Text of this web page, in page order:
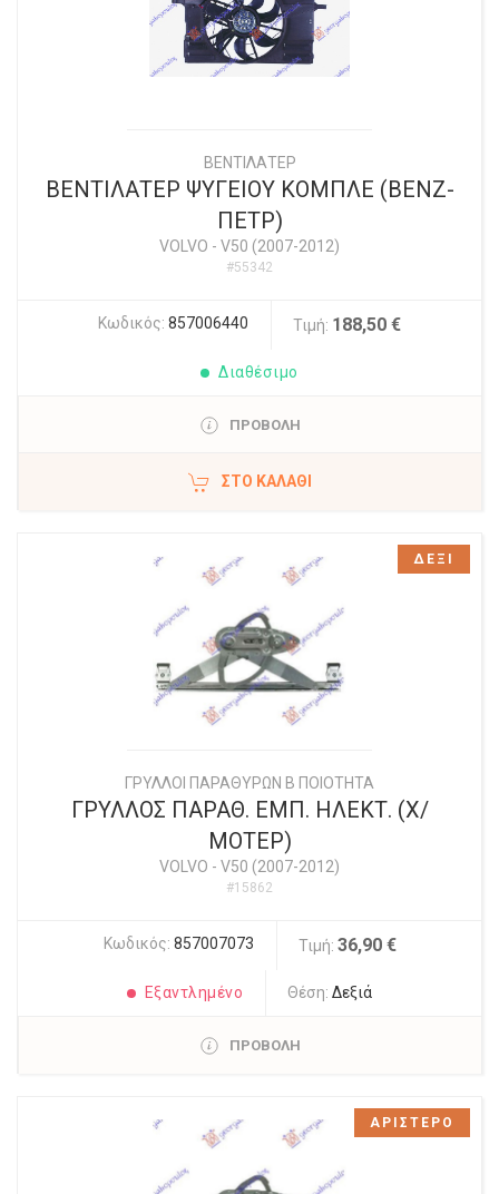
ΒΕΝΤΙΛΑΤΕΡ
ΒΕΝΤΙΛΑΤΕΡ ΨΥΓΕΙΟΥ ΚΟΜΠΛΕ (BENZ-
ΠΕΤΡ)
VOLVO - V50 (2007-2012)
#55342
Κωδικός: 857006440 Τιμή: 188,50 €
Διαθέσιμο
ΠΡΟΒΟΛΗ
ΣΤΟ ΚΑΛΆΘΙ
ΓΡΥΛΛΟΙ ΠΑΡΑΘΥΡΩΝ Β ΠΟΙΟΤΗΤΑ
ΓΡΥΛΛΟΣ ΠΑΡΑΘ. ΕΜΠ. ΗΛΕΚΤ. (Χ/
ΜΟΤΕΡ)
VOLVO - V50 (2007-2012)
#15862
Κωδικός: 857007073 Τιμή: 36,90 €
Εξαντλημένο Θέση:Δεξιά
ΠΡΟΒΟΛΗ
ΔΕΞΙ
ΑΡΙΣΤΕΡΟ